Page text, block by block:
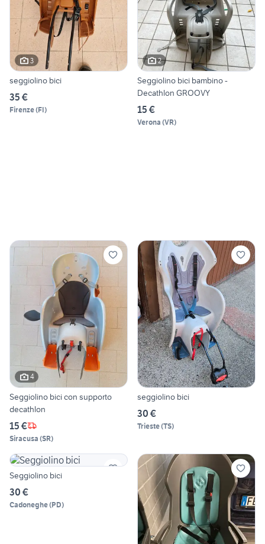
3
seggiolino bici
35 €
Firenze(FI)
2
Seggiolino bici bambino -
Decathlon GROOVY
15 €
Verona (VR)
4
Seggiolino bici con supporto
decathlon
15 €
Siracusa (SR)
seggiolino bici
30 €
Trieste(TS)
Seggiolino bici
30 €
Cadoneghe(PD)